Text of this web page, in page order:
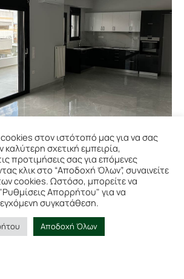
στον ιστότοπό μας για να σας
σχετική εμπειρία,
προτιμήσεις σας για επόμενες
κλικ στο “Αποδοχή Όλων”, συναινείτε
cookies. Ωστόσο, μπορείτε να
Απορρήτου" για να
συγκατάθεση.
Αποδοχή Όλων